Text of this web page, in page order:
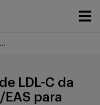
Recomendações de LDL-C da ACC/AHA vs. ESC/EAS.
LDL-C da
EAS para